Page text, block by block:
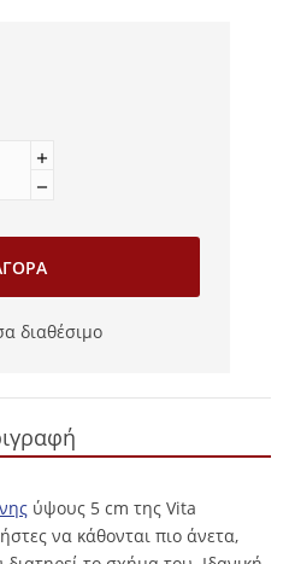
διαθέσιμο
ύψους 5 cm της Vita
να κάθονται πιο άνετα,